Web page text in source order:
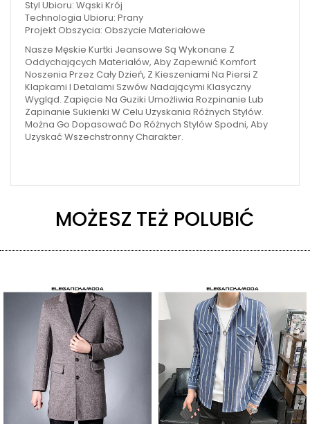
Styl Ubioru: Wąski Krój
Technologia Ubioru: Prany
Projekt Obszycia: Obszycie Materiałowe
Nasze Męskie Kurtki Jeansowe Są Wykonane Z
Oddychających Materiałów, Aby Zapewnić Komfort
Noszenia Przez Cały Dzień, Z Kieszeniami Na Piersi Z
Klapkami I Detalami Szwów Nadającymi Klasyczny
Wygląd. Zapięcie Na Guziki Umożliwia Rozpinanie Lub
Zapinanie Sukienki W Celu Uzyskania Różnych Stylów.
Można Go Dopasować Do Różnych Stylów Spodni, Aby
Uzyskać Wszechstronny Charakter.
MOŻESZ TEŻ POLUBIĆ